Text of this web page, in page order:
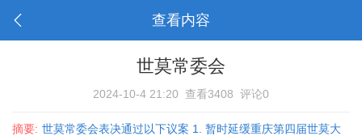
查看内容
世莫常委会
2024-10-4 21:20 查看3408 评论0
摘要: 世莫常委会表决通过以下议案 1. 暂时延缓重庆第四届世莫大